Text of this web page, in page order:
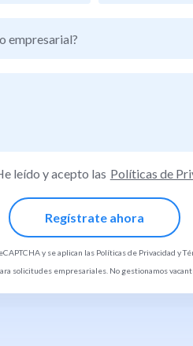
leído y acepto las Políticas de
y se aplican las Políticas de Privacidad y
solicitudes empresariales. No gestionamos